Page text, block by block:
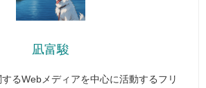
凪富駿
るWebメディアを中心に活動するフリ